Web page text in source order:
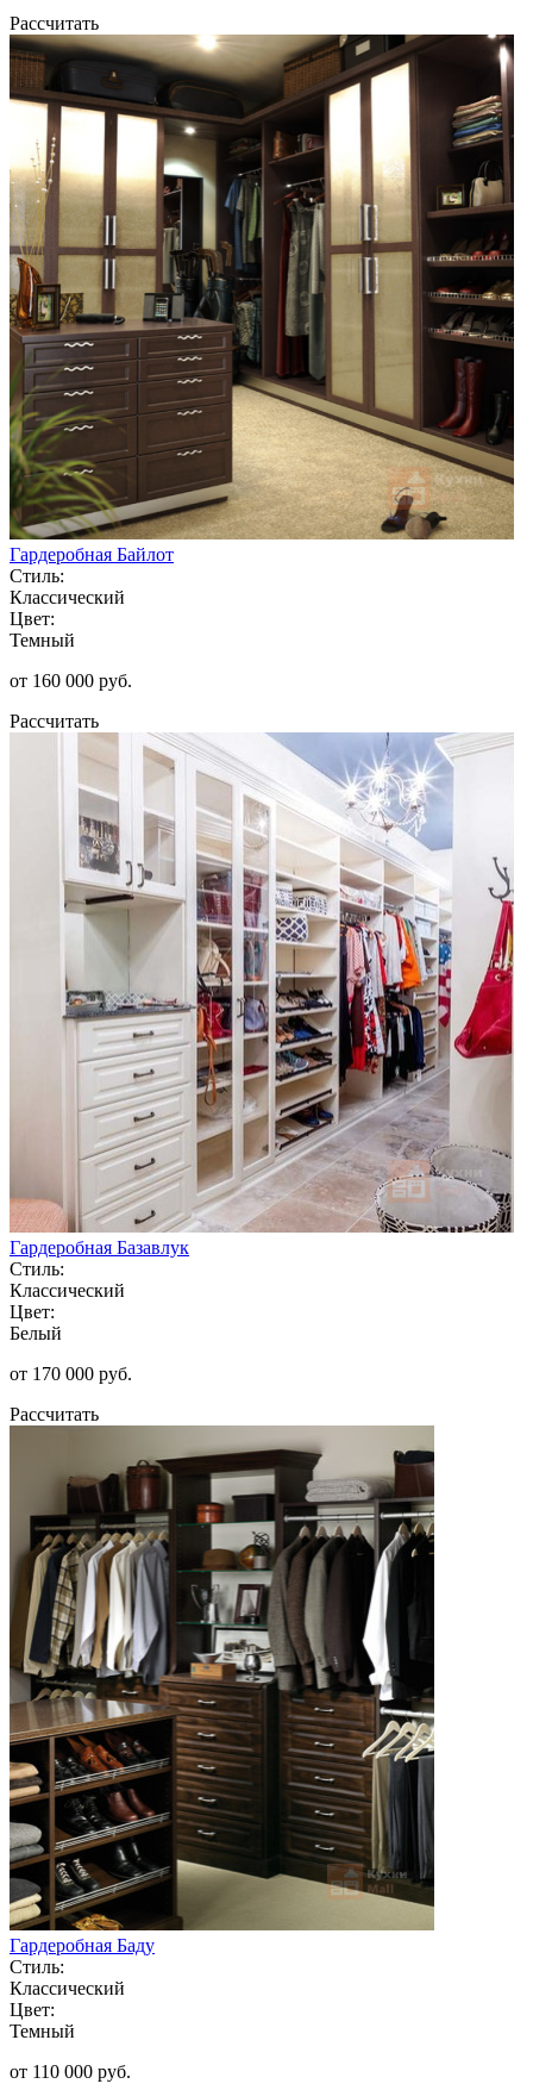
Рассчитать
Гардеробная Байлот
Стиль:
Классический
Цвет:
Темный
от 160 000 руб.
Рассчитать
Гардеробная Базавлук
Стиль:
Классический
Цвет:
Белый
от 170 000 руб.
Рассчитать
Гардеробная Баду
Стиль:
Классический
Цвет:
Темный
от 110 000 руб.